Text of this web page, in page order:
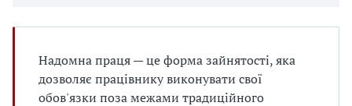
Надомна праця — це форма зайнятості, яка
дозволяє працівнику виконувати свої
обов'язки поза межами традиційного